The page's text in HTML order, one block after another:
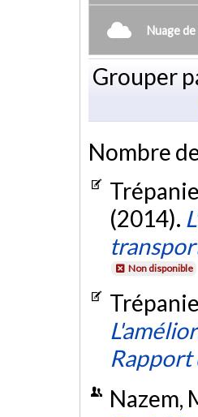
Nuage
Grouper
Nombre
(2014).
Non disponible
Rapport
Nazem,